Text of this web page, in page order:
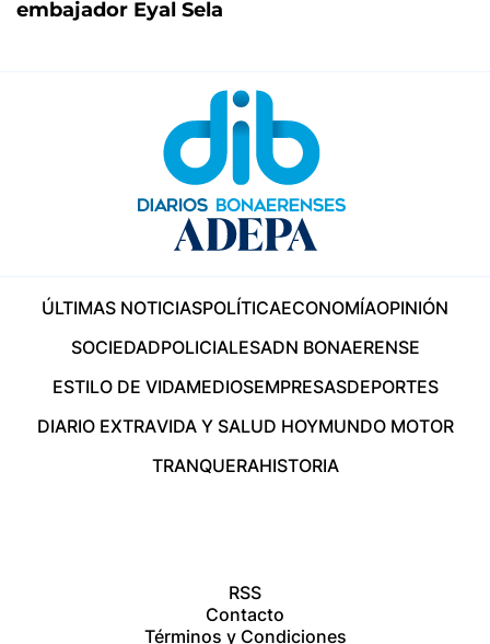
embajador Eyal Sela
ÚLTIMAS NOTICIASPOLÍTICAECONOMÍAOPINIÓN
SOCIEDADPOLICIALESADN BONAERENSE
ESTILO DE VIDAMEDIOSEMPRESASDEPORTES
DIARIO EXTRAVIDA Y SALUD HOYMUNDO MOTOR
TRANQUERAHISTORIA
RSS
Contacto
Términos y Condiciones